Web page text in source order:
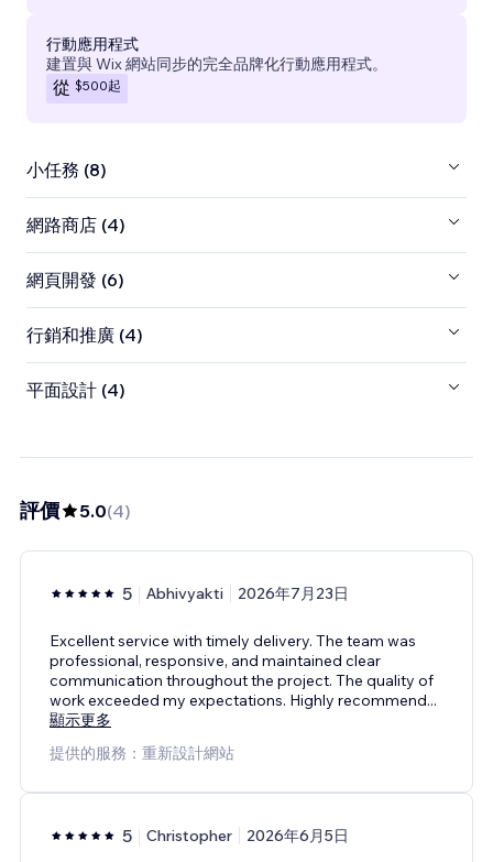
行動應用程式
建置與 Wix 網站同步的完全品牌化行動應用程式。
從 $500起
小任務 (8)
網路商店 (4)
網頁開發 (6)
行銷和推廣 (4)
平面設計 (4)
評價 5.0(4)
5 Abhivyakti 2026年7月23日
Excellent service with timely delivery. The team was
professional, responsive, and maintained clear
communication throughout the project. The quality of
work exceeded my expectations. Highly recommend...
顯示更多
提供的服務：重新設計網站
5 Christopher 2026年6月5日